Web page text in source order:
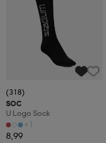
(318)
SOC
U Logo Sock
+1
8,99